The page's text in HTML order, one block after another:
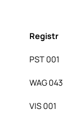
Registr
Registr
PST 001
WAG 043
VIS 001